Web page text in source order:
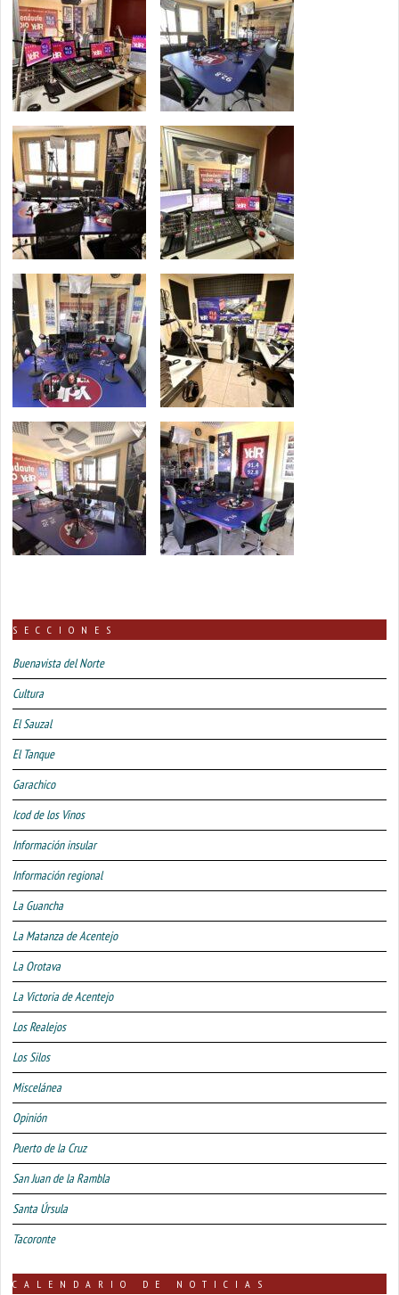
SECCIONES
Buenavista del Norte
Cultura
El Sauzal
El Tanque
Garachico
Icod de los Vinos
Información insular
Información regional
La Guancha
La Matanza de Acentejo
La Orotava
La Victoria de Acentejo
Los Realejos
Los Silos
Miscelánea
Opinión
Puerto de la Cruz
San Juan de la Rambla
Santa Úrsula
Tacoronte
CALENDARIO DE NOTICIAS